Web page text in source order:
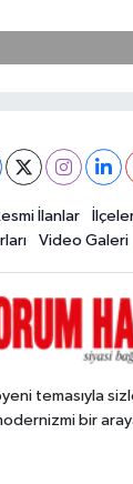
İlanlar
Video Galeri
temasıyla
bir